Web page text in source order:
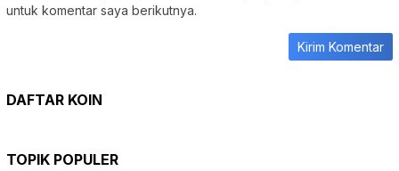
untuk komentar saya berikutnya.
DAFTAR KOIN
TOPIK POPULER